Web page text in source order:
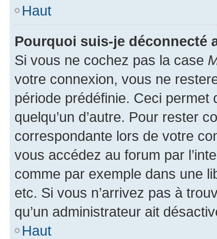
Haut
Pourquoi suis-je déconnecté
Si vous ne cochez pas la case
votre connexion, vous ne
période prédéfinie. Ceci permet
quelqu’un d’autre. Pour rester
correspondante lors de votre
vous accédez au forum par
comme par exemple dans une
etc. Si vous n’arrivez pas à
qu’un administrateur ait
Haut